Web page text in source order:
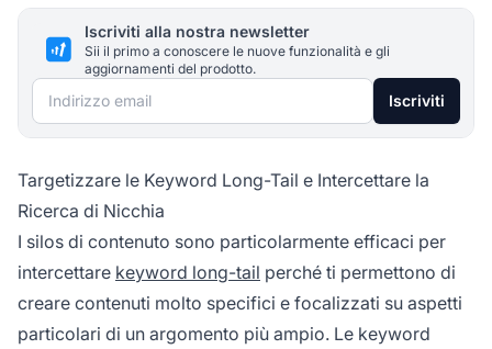
Iscriviti alla nostra newsletter
Sii il primo a conoscere le nuove funzionalità e gli
aggiornamenti del prodotto.
Indirizzo email Iscriviti
Targetizzare le Keyword Long-Tail e Intercettare la
Ricerca di Nicchia
I silos di contenuto sono particolarmente efficaci per
intercettare keyword long-tail perché ti permettono di
creare contenuti molto specifici e focalizzati su aspetti
particolari di un argomento più ampio. Le keyword